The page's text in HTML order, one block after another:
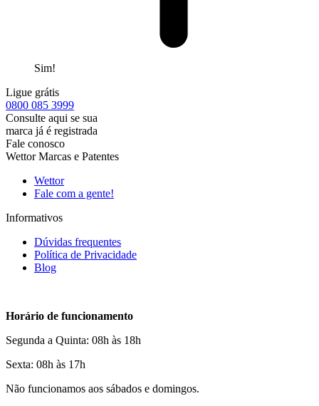
Sim!
Ligue grátis
0800 085 3999
Consulte aqui se sua
marca já é registrada
Fale conosco
Wettor Marcas e Patentes
Wettor
Fale com a gente!
Informativos
Dúvidas frequentes
Política de Privacidade
Blog
Horário de funcionamento
Segunda a Quinta: 08h às 18h
Sexta: 08h às 17h
Não funcionamos aos sábados e domingos.